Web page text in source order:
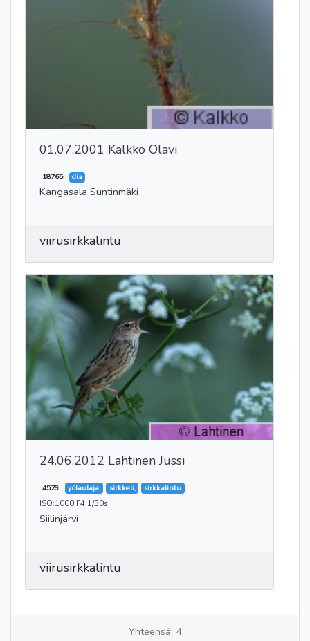
01.07.2001 Kalkko Olavi
18765 dia
Kangasala Suntinmäki
viirusirkkalintu
24.06.2012 Lahtinen Jussi
4529 yölaulaja, sirkkeli, sirkkalintu
ISO:1000 F4 1/30s
Siilinjärvi
viirusirkkalintu
Yhteensä: 4